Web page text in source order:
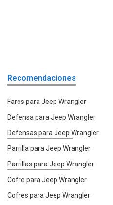
Recomendaciones
Faros para Jeep Wrangler
Defensa para Jeep Wrangler
Defensas para Jeep Wrangler
Parrilla para Jeep Wrangler
Parrillas para Jeep Wrangler
Cofre para Jeep Wrangler
Cofres para Jeep Wrangler